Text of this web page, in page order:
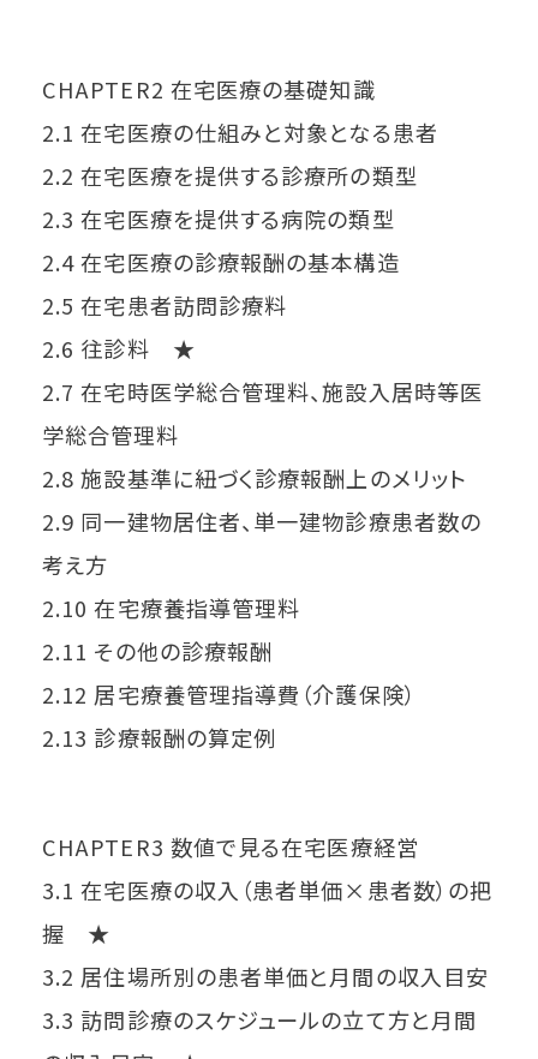
CHAPTER2 在宅医療の基礎知識
2.1 在宅医療の仕組みと対象となる患者
2.2 在宅医療を提供する診療所の類型
2.3 在宅医療を提供する病院の類型
2.4 在宅医療の診療報酬の基本構造
2.5 在宅患者訪問診療料
2.6 往診料 ★
2.7 在宅時医学総合管理料、施設入居時等医
学総合管理料
2.8 施設基準に紐づく診療報酬上のメリット
2.9 同一建物居住者、単一建物診療患者数の
考え方
2.10 在宅療養指導管理料
2.11 その他の診療報酬
2.12 居宅療養管理指導費（介護保険）
2.13 診療報酬の算定例
CHAPTER3 数値で見る在宅医療経営
3.1 在宅医療の収入（患者単価×患者数）の把
握 ★
3.2 居住場所別の患者単価と月間の収入目安
3.3 訪問診療のスケジュールの立て方と月間